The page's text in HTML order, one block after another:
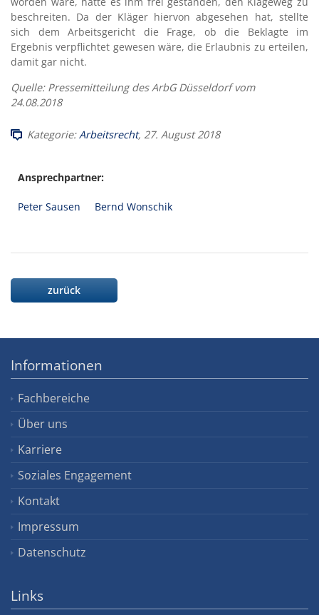
beschreiten. Da der Kläger hiervon abgesehen hat, stellte
sich dem Arbeitsgericht die Frage, ob die Beklagte im
Ergebnis verpflichtet gewesen wäre, die Erlaubnis zu erteilen,
damit gar nicht.
Quelle: Pressemitteilung des ArbG Düsseldorf vom
24.08.2018
Kategorie:Arbeitsrecht, 27. August 2018
Ansprechpartner:
Peter Sausen Bernd Wonschik
zurück
Informationen
Fachbereiche
Über uns
Karriere
Soziales Engagement
Kontakt
Impressum
Datenschutz
Links